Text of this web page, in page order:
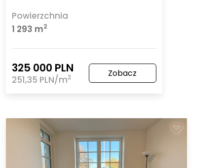
Powierzchnia
1 293 m2
325 000 PLN
251,35 PLN/m2 Zobacz